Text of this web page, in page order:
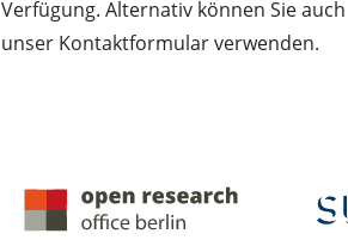
Verfügung. Alternativ können Sie auch
unser Kontaktformular verwenden.